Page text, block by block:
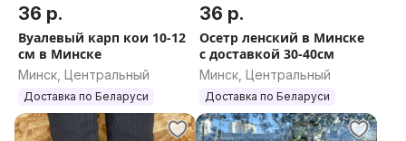
36 р.
Вуалевый карп кои 10-12
см в Минске
Минск, Центральный
Доставка по Беларуси
36 р.
Осетр ленский в Минске
с доставкой 30-40см
Минск, Центральный
Доставка по Беларуси